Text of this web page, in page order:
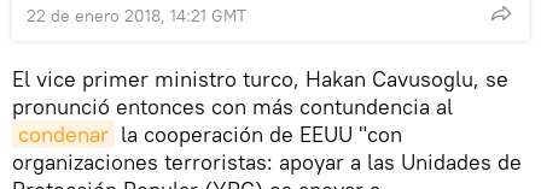
22 de enero 2018, 14:21 GMT
El vice primer ministro turco, Hakan Cavusoglu, se
pronunció entonces con más contundencia al
condenar la cooperación de EEUU "con
organizaciones terroristas: apoyar a las Unidades de